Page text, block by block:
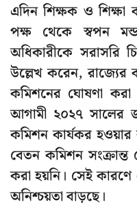
এদিন শিক্ষক ও শিক্ষা
পক্ষ থেকে স্বপন
অধিকারীকে সরাসরি
উল্লেখ করেন, রাজ্যের
কমিশনের ঘোষণা
আগামী ২০২৭ সালের
কমিশন কার্যকর
বেতন কমিশন সংক্রান্ত
করা হয়নি। সেই
অনিশ্চয়তা বাড়ছে।